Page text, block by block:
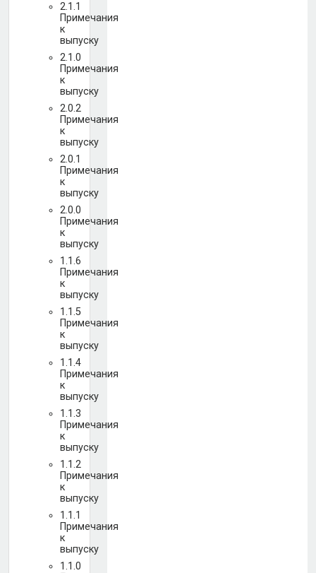
2.1.1
Примечания
к
выпуску
2.1.0
Примечания
к
выпуску
2.0.2
Примечания
к
выпуску
2.0.1
Примечания
к
выпуску
2.0.0
Примечания
к
выпуску
1.1.6
Примечания
к
выпуску
1.1.5
Примечания
к
выпуску
1.1.4
Примечания
к
выпуску
1.1.3
Примечания
к
выпуску
1.1.2
Примечания
к
выпуску
1.1.1
Примечания
к
выпуску
1.1.0